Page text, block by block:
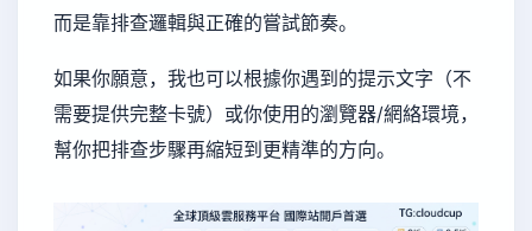
而是靠排查邏輯與正確的嘗試節奏。
如果你願意，我也可以根據你遇到的提示文字（不
需要提供完整卡號）或你使用的瀏覽器/網絡環境，
幫你把排查步驟再縮短到更精準的方向。